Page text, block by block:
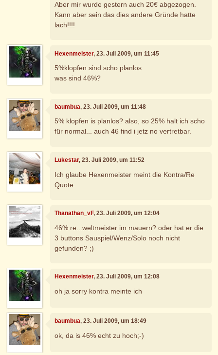
Aber mir wurde gestern auch 20€ abgezogen.
Kann aber sein das dies andere Gründe hatte
lach!!!!
Hexenmeister, 23. Juli 2009, um 11:45
5%klopfen sind scho planlos
was sind 46%?
baumbua, 23. Juli 2009, um 11:48
5% klopfen is planlos? also, so 25% halt ich scho
für normal... auch 46 find i jetz no vertretbar.
Lukestar, 23. Juli 2009, um 11:52
Ich glaube Hexenmeister meint die Kontra/Re
Quote.
Thanathan_vF, 23. Juli 2009, um 12:04
46% re...weltmeister im mauern? oder hat er die
3 buttons Sauspiel/Wenz/Solo noch nicht
gefunden? ;)
Hexenmeister, 23. Juli 2009, um 12:08
oh ja sorry kontra meinte ich
baumbua, 23. Juli 2009, um 18:49
ok, da is 46% echt zu hoch;-)